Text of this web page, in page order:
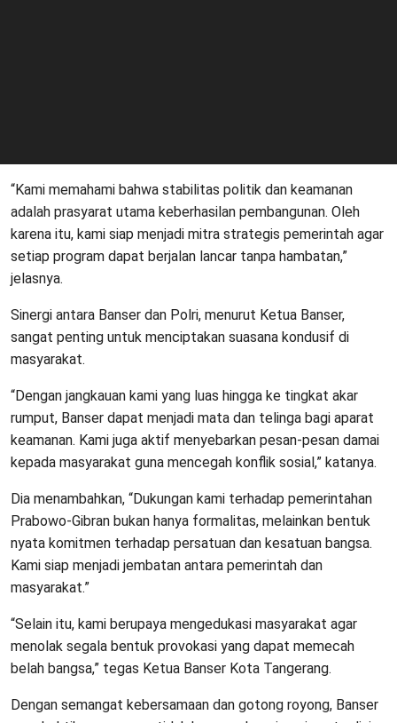
“Kami memahami bahwa stabilitas politik dan keamanan
adalah prasyarat utama keberhasilan pembangunan. Oleh
karena itu, kami siap menjadi mitra strategis pemerintah agar
setiap program dapat berjalan lancar tanpa hambatan,”
jelasnya.
Sinergi antara Banser dan Polri, menurut Ketua Banser,
sangat penting untuk menciptakan suasana kondusif di
masyarakat.
“Dengan jangkauan kami yang luas hingga ke tingkat akar
rumput, Banser dapat menjadi mata dan telinga bagi aparat
keamanan. Kami juga aktif menyebarkan pesan-pesan damai
kepada masyarakat guna mencegah konflik sosial,” katanya.
Dia menambahkan, “Dukungan kami terhadap pemerintahan
Prabowo-Gibran bukan hanya formalitas, melainkan bentuk
nyata komitmen terhadap persatuan dan kesatuan bangsa.
Kami siap menjadi jembatan antara pemerintah dan
masyarakat.”
“Selain itu, kami berupaya mengedukasi masyarakat agar
menolak segala bentuk provokasi yang dapat memecah
belah bangsa,” tegas Ketua Banser Kota Tangerang.
Dengan semangat kebersamaan dan gotong royong, Banser